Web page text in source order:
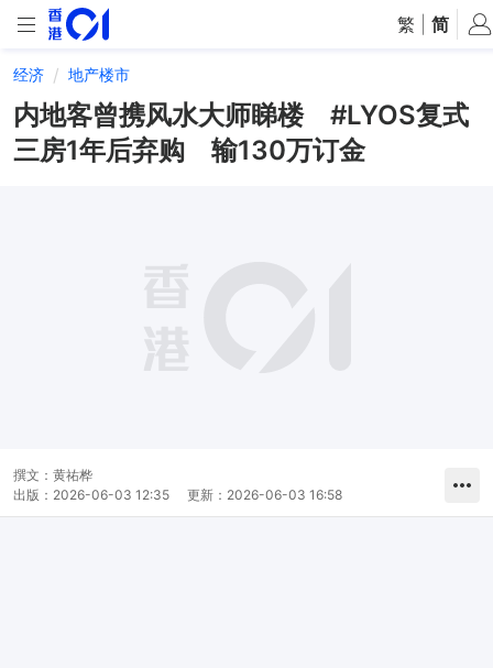
繁 简
经济 地产楼市
内地客曾携风水大师睇楼 #LYOS复式
三房1年后弃购 输130万订金
撰文： 黄祐桦
出版： 2026-06-03 12:35 更新： 2026-06-03 16:58